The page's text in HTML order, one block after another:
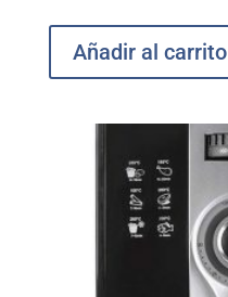
Añadir al carrito